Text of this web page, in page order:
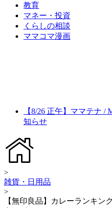
教育
マネー・投資
くらしの相談
ママコマ漫画
【8/26 正午】ママテナ /
知らせ
>
雑貨・日用品
>
【無印良品】カレーランキン